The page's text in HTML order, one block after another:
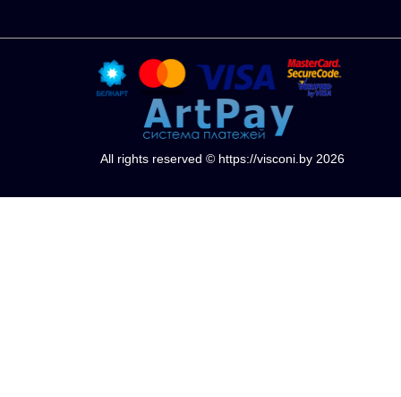
All rights reserved © https://visconi.by 2026